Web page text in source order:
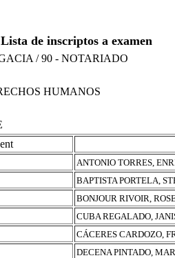
Lista de inscriptos a examen
/ 90 - NOTARIADO
HUMANOS
ANTONIO TORRES,
BAPTISTA PORTELA,
BONJOUR RIVOIR,
CUBA REGALADO,
CÁCERES CARDOZO,
DECENA PINTADO,